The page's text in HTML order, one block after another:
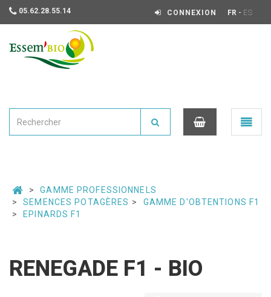
05.62.28.55.14 CONNEXION FR - ES
Ouvrir
le
GAMME PROFESSIONNELS
SEMENCES POTAGÈRES
GAMME D'OBTENTIONS F1
EPINARDS F1
RENEGADE F1 - BIO